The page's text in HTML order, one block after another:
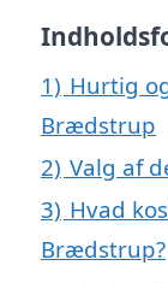
1) Hurtig
Brædstrup
2) Valg af
3) Hvad
Brædstrup?